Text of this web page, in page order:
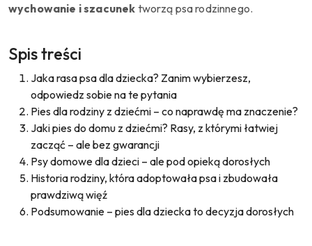
wychowanie i szacunek tworzą psa rodzinnego.
Spis treści
Jaka rasa psa dla dziecka? Zanim wybierzesz,
odpowiedz sobie na te pytania
Pies dla rodziny z dziećmi – co naprawdę ma znaczenie?
Jaki pies do domu z dziećmi? Rasy, z którymi łatwiej
zacząć – ale bez gwarancji
Psy domowe dla dzieci – ale pod opieką dorosłych
Historia rodziny, która adoptowała psa i zbudowała
prawdziwą więź
Podsumowanie – pies dla dziecka to decyzja dorosłych